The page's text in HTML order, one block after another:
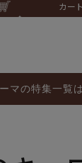
カー
マの特集一覧